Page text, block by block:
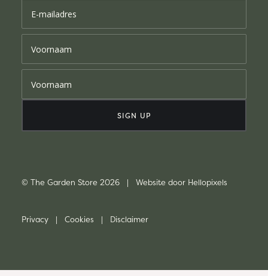
© The Garden Store 2026 | Website door Hellopixels
Privacy | Cookies | Disclaimer